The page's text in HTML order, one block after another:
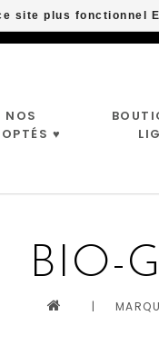
NOS
♥
BIO-
|
site plus fonctionnel
Livraison